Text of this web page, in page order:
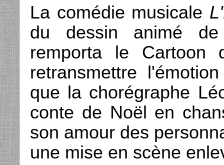
La comédie musicale
du dessin animé de
remporta le
retransmettre
que la chorégraphe
conte de Noël en
son amour des
une mise en scène